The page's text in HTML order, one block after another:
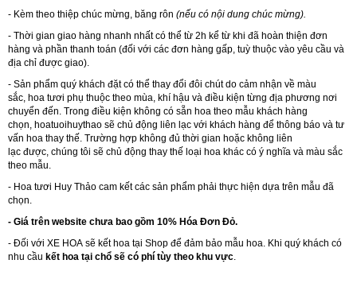
- Kèm theo thiệp chúc mừng, băng rôn (nếu có nội dung chúc mừng).
- Thời gian giao hàng nhanh nhất có thể từ 2h kể từ khi đã hoàn thiện đơn
hàng và phần thanh toán (đối với các đơn hàng gấp, tuỳ thuộc vào yêu cầu và
địa chỉ được giao).
- Sản phẩm quý khách đặt có thể thay đổi đôi chút do cảm nhận về màu
sắc, hoa tươi phụ thuộc theo mùa, khí hậu và điều kiện từng địa phương nơi
chuyển đến. Trong điều kiện không có sẵn hoa theo mẫu khách hàng
chọn, hoatuoihuythao sẽ chủ động liên lạc với khách hàng để thông báo và tư
vấn hoa thay thế. Trường hợp không đủ thời gian hoặc không liên
lạc được, chúng tôi sẽ chủ động thay thế loại hoa khác có ý nghĩa và màu sắc
theo mẫu.
- Hoa tươi Huy Thảo cam kết các sản phẩm phải thực hiện dựa trên mẫu đã
chọn.
- Giá trên website chưa bao gồm 10% Hóa Đơn Đỏ.
- Đối với XE HOA sẽ kết hoa tại Shop để đảm bảo mẫu hoa. Khi quý khách có
nhu cầu kết hoa tại chổ sẽ có phí tùy theo khu vực.